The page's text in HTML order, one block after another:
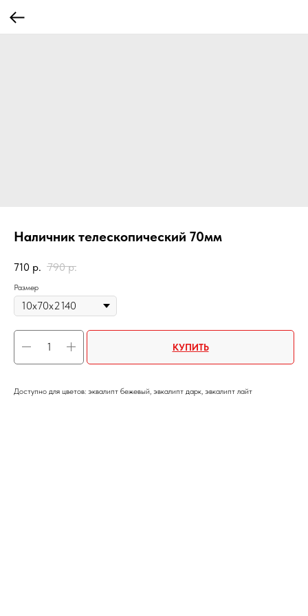
Наличник телескопический 70мм
710 р. 790 р.
Размер
КУПИТЬ
Доступно для цветов: эквалипт бежевый, эвкалипт дарк, эвкалипт лайт